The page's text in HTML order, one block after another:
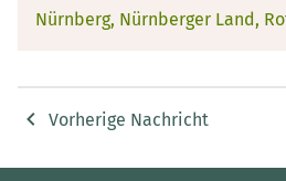
Nürnberg, Nürnberger Land,
Vorherige Nachricht